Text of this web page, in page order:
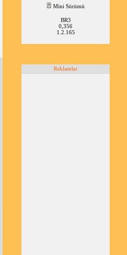
Mini Sürümü
BR3
0,356
1.2.165
Reklamlar